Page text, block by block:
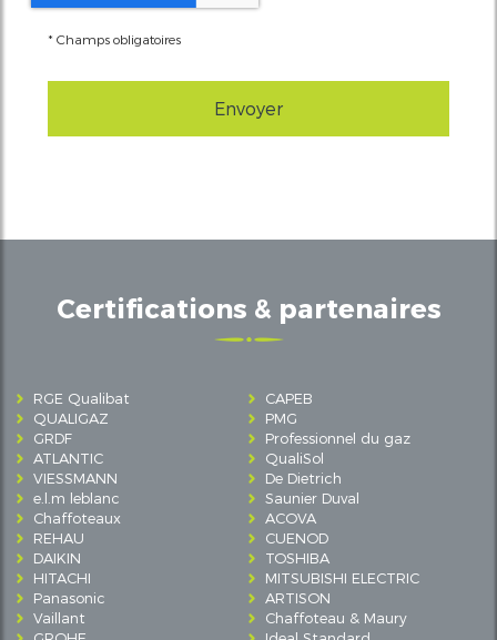
* Champs obligatoires
Certifications & partenaires
RGE Qualibat
CAPEB
QUALIGAZ
PMG
GRDF
Professionnel du gaz
ATLANTIC
QualiSol
VIESSMANN
De Dietrich
e.l.m leblanc
Saunier Duval
Chaffoteaux
ACOVA
REHAU
CUENOD
DAIKIN
TOSHIBA
HITACHI
MITSUBISHI ELECTRIC
Panasonic
ARTISON
Vaillant
Chaffoteau & Maury